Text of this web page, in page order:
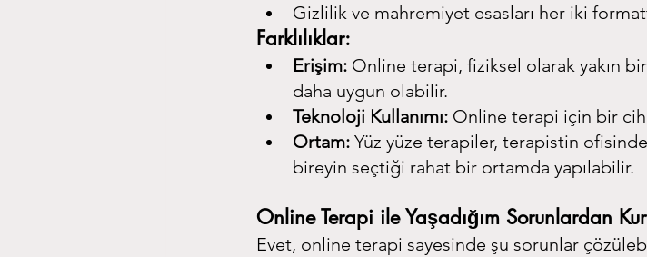
Gizlilik ve mahremiyet esasları her iki
Farklılıklar:
Erişim: Online terapi, fiziksel olarak yakın
daha uygun olabilir.
Teknoloji Kullanımı: Online terapi için bir
Ortam: Yüz yüze terapiler, terapistin
bireyin seçtiği rahat bir ortamda yapılabilir.
Online Terapi ile Yaşadığım Sorunlardan
Evet, online terapi sayesinde şu sorunlar